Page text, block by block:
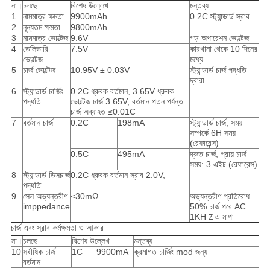
না। চলছে বিশেষ উল্লেখ
মন্তব্য
1
নামমাত্র ক্ষমতা 9900mAh
0.2C স্ট্যান্ডার্ড স্রাব
2
নূন্যতম ক্ষমতা
9800mAh
3
নামমাত্র ভোল্টেজ 9.6V
গড় অপারেশন ভোল্টেজ
4
ডেলিভারি
ভোল্টেজ
7.5V
কারখানা থেকে 10 দিনের
মধ্যে
5
চার্জ ভোল্টেজ 10.95V ± 0.03V
স্ট্যান্ডার্ড চার্জ পদ্ধতি
দ্বারা
6
স্ট্যান্ডার্ড চার্জিং
পদ্ধতি
0.2C ধ্রুবক বর্তমান, 3.65V ধ্রুবক
ভোল্টেজ চার্জ 3.65V, বর্তমান পতন পর্যন্ত
চার্জ অব্যাহত ≤0.01C
7
বর্তমান চার্জ 0.2C 198mA
স্ট্যান্ডার্ড চার্জ, সময়
সম্পর্কে 6H সময়
(রেফারেন্স)
0.5C
495mA
দ্রুত চার্জ, প্রায় চার্জ
সময়: 3 এইচ (রেফারেন্স)
8
স্ট্যান্ডার্ড ডিসচার্জ
পদ্ধতি
0.2C ধ্রুবক বর্তমান স্রাব 2.0V,
9
সেল অভ্যন্তরীণ
imppedance
≤30mΩ
অভ্যন্তরীণ প্রতিরোধ
50% চার্জ পরে AC
1KH Zএ মাপা
চার্জ এবং স্রাব কর্মক্ষমতা ও আকার
না। চলছে বিশেষ উল্লেখ
মন্তব্য
10সর্বাধিক চার্জ
বর্তমান
1C 9900mA ক্রমাগত চার্জিং mod জন্য